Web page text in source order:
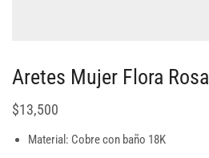
Aretes Mujer Flora Rosa
$13,500
Material: Cobre con baño 18K